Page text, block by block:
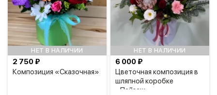
НЕТ В НАЛИЧИИ
Композиция «Сказочная»
2 750 ₽
НЕТ В НАЛИЧИИ
Цветочная композиция в
шляпной коробке
«Пейзаж»
6 000 ₽